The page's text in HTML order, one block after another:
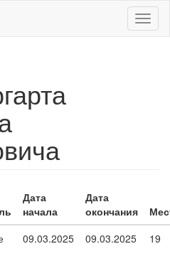
Дата
начала
Дата
окончания
09.03.2025 09.03.2025 19